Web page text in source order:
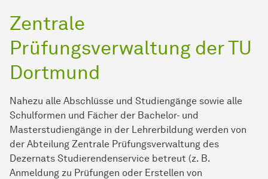
Zentrale
Prüfungsverwaltung der TU
Dortmund
Nahezu alle Abschlüsse und Studiengänge sowie alle
Schulformen und Fächer der Bachelor- und
Masterstudiengänge in der Lehrerbildung werden von
der Abteilung Zentrale Prüfungsverwaltung des
Dezernats Studierendenservice betreut (z. B.
Anmeldung zu Prüfungen oder Erstellen von